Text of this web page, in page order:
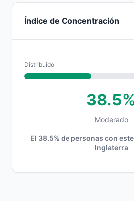
Índice de Concentración
Distribuido
38.5%
Moderado
El 38.5% de personas con
Inglaterra